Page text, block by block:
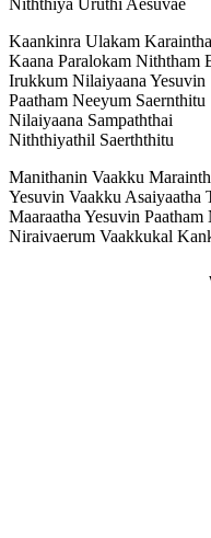
Niththiya Uruthi Aesuvae
Kaankinra Ulakam
Kaana Paralokam Niththam
Irukkum Nilaiyaana Yesuvin
Paatham Neeyum Saernthitu
Nilaiyaana Sampaththai
Niththiyathil Saerththitu
Manithanin Vaakku
Yesuvin Vaakku Asaiyaatha
Maaraatha Yesuvin
Niraivaerum Vaakkukal